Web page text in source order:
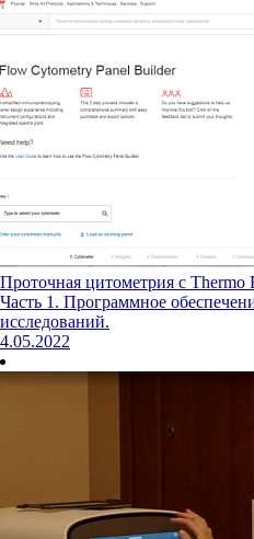
Проточная цитометрия с Thermo
Часть 1. Программное
исследований.
4.05.2022